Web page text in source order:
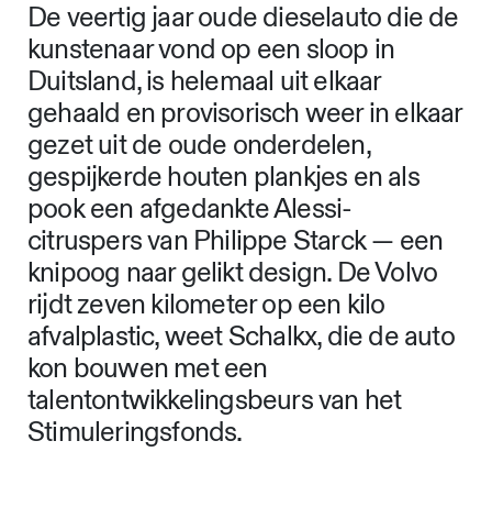
De veertig jaar oude dieselauto die de
kunstenaar vond op een sloop in
Duitsland, is helemaal uit elkaar
gehaald en provisorisch weer in elkaar
gezet uit de oude onderdelen,
gespijkerde houten plankjes en als
pook een afgedankte Alessi-
citruspers van Philippe Starck — een
knipoog naar gelikt design. De Volvo
rijdt zeven kilometer op een kilo
afvalplastic, weet Schalkx, die de auto
kon bouwen met een
talentontwikkelingsbeurs van het
Stimuleringsfonds.